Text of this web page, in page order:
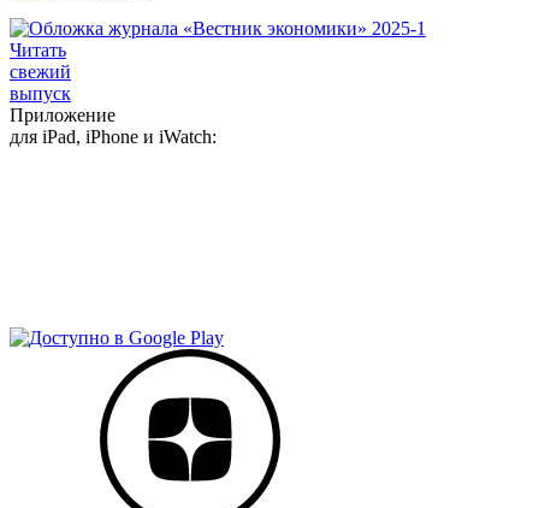
Читать
свежий
выпуск
Приложение
для iPad, iPhone и iWatch: